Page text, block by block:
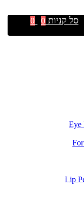
סל קניות 0
0